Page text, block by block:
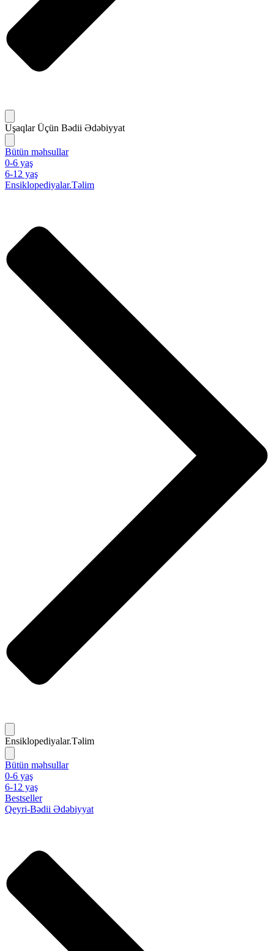
Uşaqlar Üçün Bədii Ədəbiyyat
Bütün məhsullar
0-6 yaş
6-12 yaş
Ensiklopediyalar.Təlim
Ensiklopediyalar.Təlim
Bütün məhsullar
0-6 yaş
6-12 yaş
Bestseller
Qeyri-Bədii Ədəbiyyat